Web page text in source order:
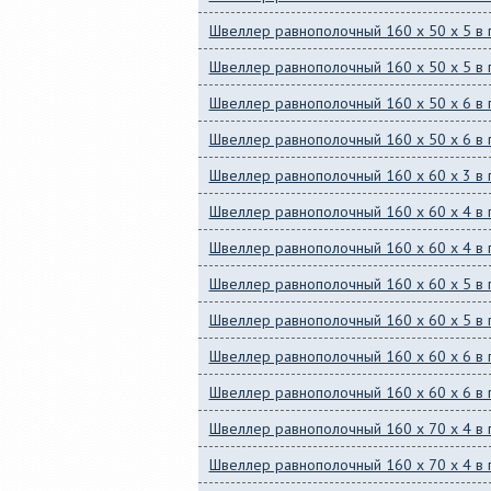
Швеллер равнополочный 160 x 50 x 5 в
Швеллер равнополочный 160 x 50 x 5 в
Швеллер равнополочный 160 x 50 x 6 в
Швеллер равнополочный 160 x 50 x 6 в
Швеллер равнополочный 160 x 60 x 3 в
Швеллер равнополочный 160 x 60 x 4 в
Швеллер равнополочный 160 x 60 x 4 в
Швеллер равнополочный 160 x 60 x 5 в
Швеллер равнополочный 160 x 60 x 5 в
Швеллер равнополочный 160 x 60 x 6 в
Швеллер равнополочный 160 x 60 x 6 в
Швеллер равнополочный 160 x 70 x 4 в
Швеллер равнополочный 160 x 70 x 4 в